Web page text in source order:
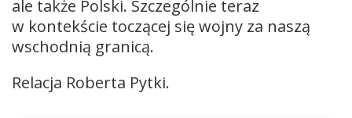
ale także Polski. Szczególnie teraz
w kontekście toczącej się wojny za naszą
wschodnią granicą.
Relacja Roberta Pytki.